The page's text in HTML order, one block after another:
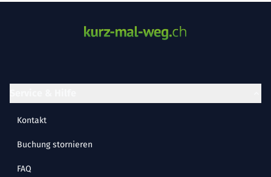
Kontakt
Buchung stornieren
FAQ